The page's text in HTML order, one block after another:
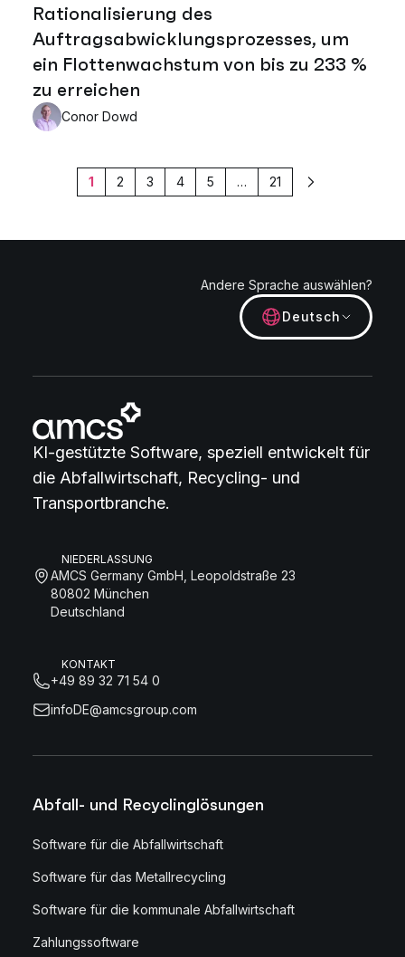
Rationalisierung des
Auftragsabwicklungsprozesses, um
ein Flottenwachstum von bis zu 233 %
zu erreichen
Conor Dowd
1 2 3 4 5 … 21 Weiter
Andere Sprache auswählen?
Deutsch
KI-gestützte Software, speziell entwickelt für
die Abfallwirtschaft, Recycling- und
Transportbranche.
NIEDERLASSUNG
AMCS Germany GmbH, Leopoldstraße 23
80802 München
Deutschland
KONTAKT
+49 89 32 71 54 0
infoDE@amcsgroup.com
Abfall- und Recyclinglösungen
Software für die Abfallwirtschaft
Software für das Metallrecycling
Software für die kommunale Abfallwirtschaft
Zahlungssoftware